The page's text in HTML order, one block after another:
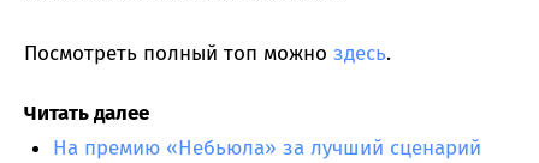
Посмотреть полный топ можно здесь.
Читать далее
На премию «Небьюла» за лучший сценарий